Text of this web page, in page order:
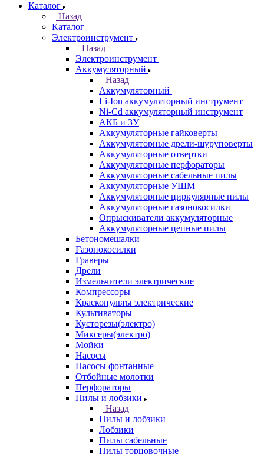
Каталог
Назад
Каталог
Электроинструмент
Назад
Электроинструмент
Аккумуляторный
Назад
Аккумуляторный
Li-Ion аккумуляторный инструмент
Ni-Cd аккумуляторный инструмент
АКБ и ЗУ
Аккумуляторные гайковерты
Аккумуляторные дрели-шуруповерты
Аккумуляторные отвертки
Аккумуляторные перфораторы
Аккумуляторные сабельные пилы
Аккумуляторные УШМ
Аккумуляторные циркулярные пилы
Аккумуляторные газонокосилки
Опрыскиватели аккумуляторные
Аккумуляторные цепные пилы
Бетономешалки
Газонокосилки
Граверы
Дрели
Измельчители электрические
Компрессоры
Краскопульты электрические
Культиваторы
Кусторезы(электро)
Миксеры(электро)
Мойки
Насосы
Насосы фонтанные
Отбойные молотки
Перфораторы
Пилы и лобзики
Назад
Пилы и лобзики
Лобзики
Пилы сабельные
Пилы торцовочные